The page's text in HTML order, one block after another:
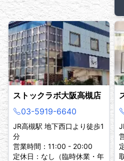
ストックラボ大阪高槻店
03-5919-6640
JR高槻駅 地下西口より徒歩1
分
営業時間：11:00 - 20:00
定休日：なし（臨時休業・年